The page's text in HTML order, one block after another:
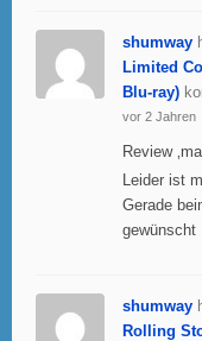
shumway
Limited
Blu-ray)
vor 2 Jahren
Review
Leider ist
Gerade
shumway
Rolling